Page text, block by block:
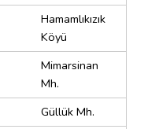
Hamamlıkızık
Köyü
Mimarsinan
Mh.
Güllük Mh.